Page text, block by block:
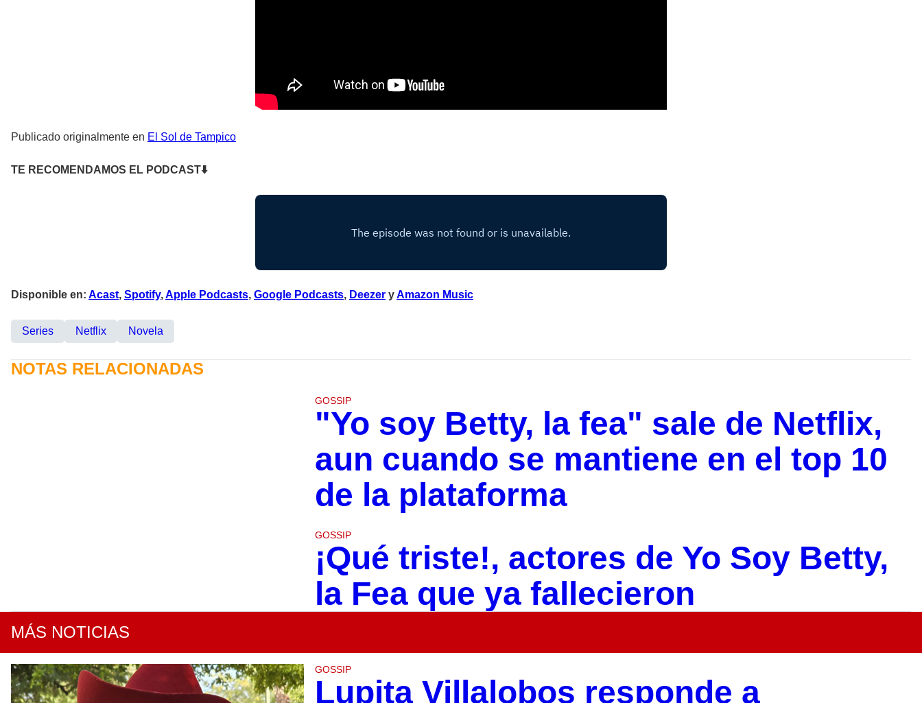
Publicado originalmente en El Sol de Tampico
TE RECOMENDAMOS EL PODCAST⬇
Disponible en: Acast, Spotify,Apple Podcasts, Google Podcasts, Deezer yAmazon Music
Series Netflix Novela
NOTAS RELACIONADAS
GOSSIP
"Yo soy Betty, la fea" sale de Netflix,
aun cuando se mantiene en el top 10
de la plataforma
GOSSIP
¡Qué triste!, actores de Yo Soy Betty,
la Fea que ya fallecieron
MÁS NOTICIAS
GOSSIP
Lupita Villalobos responde a